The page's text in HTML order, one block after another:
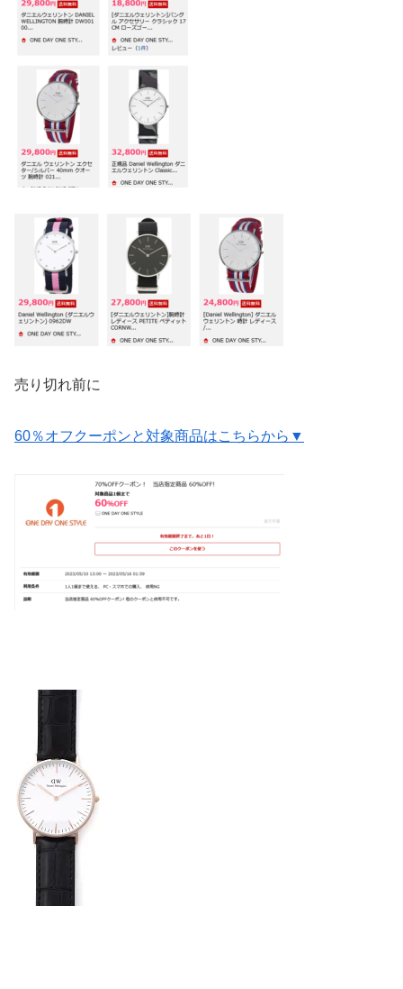
売り切れ前に
60％オフクーポンと対象商品はこちらから▼